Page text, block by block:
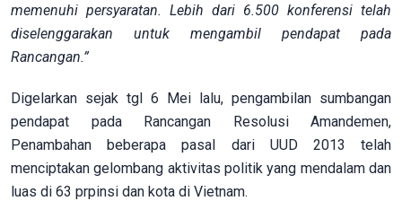
memenuhi persyaratan. Lebih dari 6.500 konferensi telah
diselenggarakan untuk mengambil pendapat pada
Rancangan.”
Digelarkan sejak tgl 6 Mei lalu, pengambilan sumbangan
pendapat pada Rancangan Resolusi Amandemen,
Penambahan beberapa pasal dari UUD 2013 telah
menciptakan gelombang aktivitas politik yang mendalam dan
luas di 63 prpinsi dan kota di Vietnam.